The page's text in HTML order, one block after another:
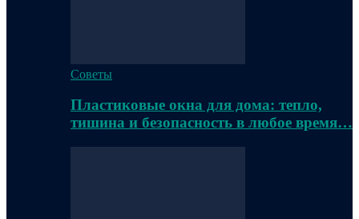
Советы
Пластиковые окна для дома: тепло,
тишина и безопасность в любое время…